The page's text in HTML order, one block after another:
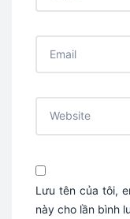
Lưu tên của tôi,
này cho lần bình